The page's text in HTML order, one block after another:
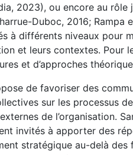
2023), ou encore au
Duboc, 2016;
à différents niveaux pour
et leurs contextes. Pour
et d’approches
de favoriser des
sur les processus
de l’organisation.
invités à apporter des
stratégique au-delà